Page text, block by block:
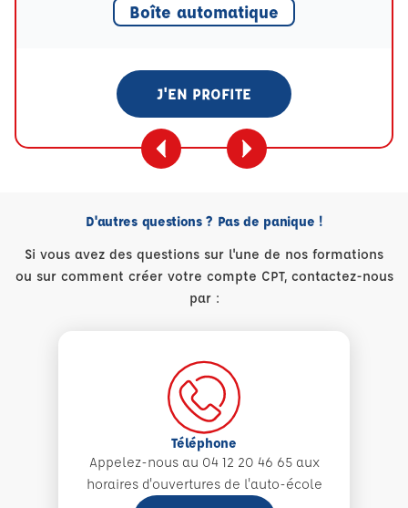
Boîte automatique
J'EN PROFITE
D'autres questions ? Pas de panique !
Si vous avez des questions sur l'une de nos formations
ou sur comment créer votre compte CPT, contactez-nous
par :
Téléphone
Appelez-nous au 04 12 20 46 65 aux
horaires d'ouvertures de l'auto-école